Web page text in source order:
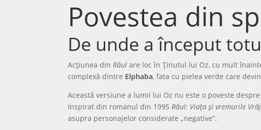
Povestea din
De unde a început
Acțiunea dinRăul are loc în Ținutul lui Oz, cu mult
complexă dintre Elphaba, fata cu pielea verde care
Această versiune a lumii lui Oz nu este o poveste
Inspirat din romanul din 1995Răul: Viața și vremurile
asupra personajelor considerate „negative”.